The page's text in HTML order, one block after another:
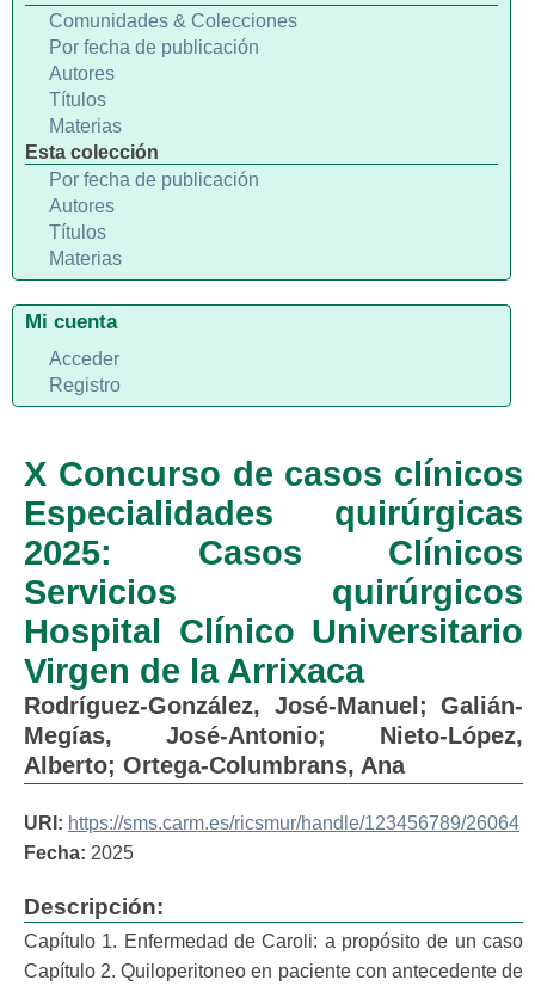
X Concurso de casos clínicos
Especialidades quirúrgicas
2025: Casos Clínicos
Servicios quirúrgicos
Hospital Clínico Universitario
Virgen de la Arrixaca
Rodríguez-González, José-Manuel ; Galián-
Megías, José-Antonio; Nieto-López,
Alberto; Ortega-Columbrans, Ana
URI: https://sms.carm.es/ricsmur/handle/123456789/26064
Fecha: 2025
Descripción:
Capítulo 1. Enfermedad de Caroli: a propósito de un caso
Capítulo 2. Quiloperitoneo en paciente con antecedente de
Comunidades & Colecciones
Por fecha de publicación
Autores
Títulos
Materias
Esta colección
Por fecha de publicación
Autores
Títulos
Materias
Mi cuenta
Acceder
Registro